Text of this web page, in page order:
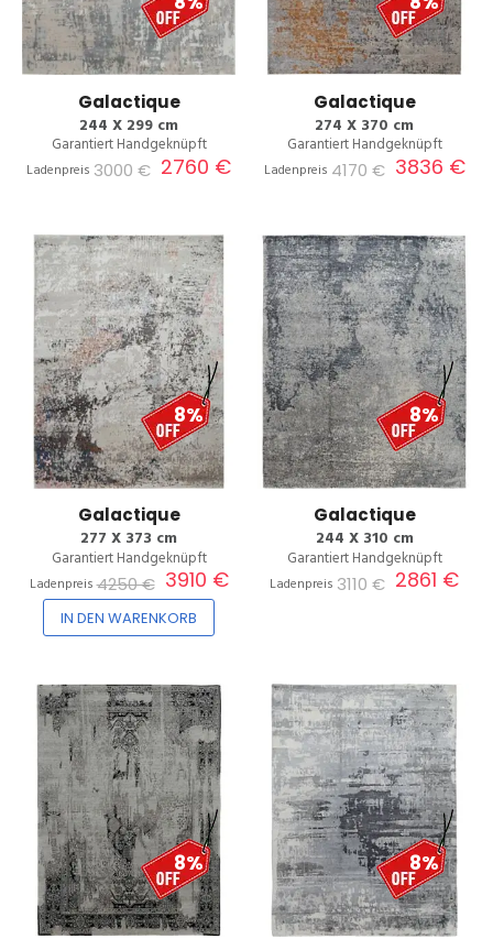
Galactique
244 X 299 cm
Garantiert Handgeknüpft
Ladenpreis 3000 € 2760 €
Galactique
274 X 370 cm
Garantiert Handgeknüpft
Ladenpreis 4170 € 3836 €
8%
Galactique
277 X 373 cm
Garantiert Handgeknüpft
Ladenpreis4250 € 3910 €
IN DEN WARENKORB
8%
Galactique
244 X 310 cm
Garantiert Handgeknüpft
Ladenpreis 3110 € 2861 €
8% 8%